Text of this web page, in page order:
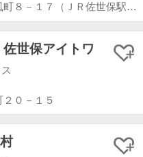
長崎県佐世保市白南風町８－１７（ＪＲ佐世保駅前）
世保アイトワ
０－１５